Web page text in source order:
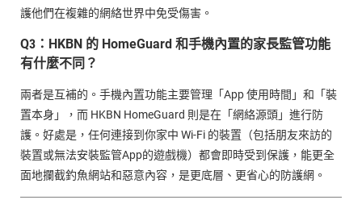
護他們在複雜的網絡世界中免受傷害。
Q3：HKBN 的 HomeGuard 和手機內置的家長監管功能
有什麼不同？
兩者是互補的。手機內置功能主要管理「App 使用時間」和「裝
置本身」，而 HKBN HomeGuard 則是在「網絡源頭」進行防
護。好處是，任何連接到你家中 Wi-Fi 的裝置（包括朋友來訪的
裝置或無法安裝監管App的遊戲機）都會即時受到保護，能更全
面地攔截釣魚網站和惡意內容，是更底層、更省心的防護網。